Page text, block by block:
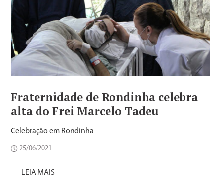
Fraternidade de Rondinha celebra
alta do Frei Marcelo Tadeu
Celebração em Rondinha
25/06/2021
LEIA MAIS